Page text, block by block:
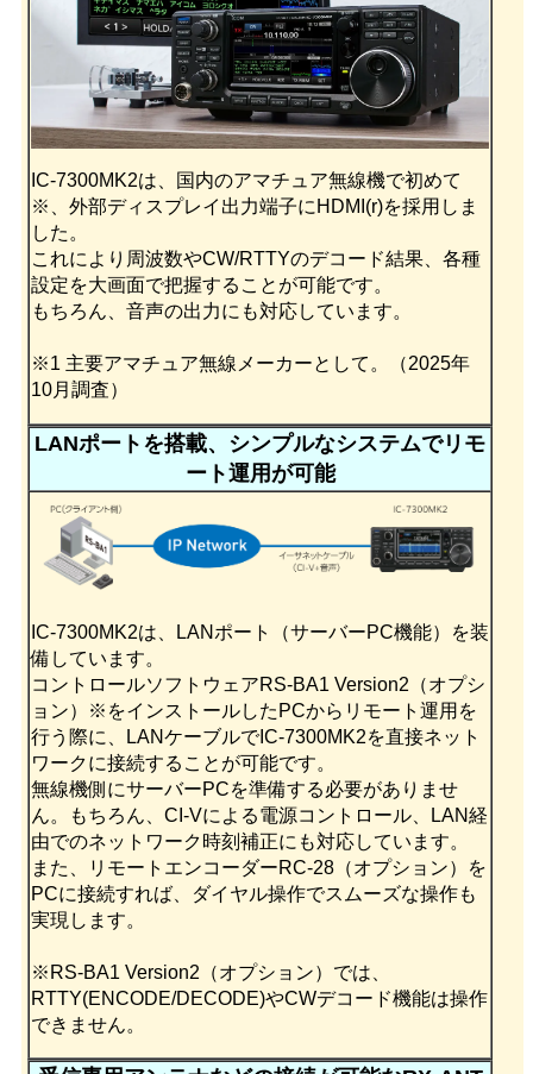
IC-7300MK2は、国内のアマチュア無線機で初めて
※、外部ディスプレイ出力端子にHDMI(r)を採用しま
した。
これにより周波数やCW/RTTYのデコード結果、各種
設定を大画面で把握することが可能です。
もちろん、音声の出力にも対応しています。
※1 主要アマチュア無線メーカーとして。（2025年
10月調査）
LANポートを搭載、シンプルなシステムでリモ
ート運用が可能
IC-7300MK2は、LANポート（サーバーPC機能）を装
備しています。
コントロールソフトウェアRS-BA1 Version2（オプシ
ョン）※をインストールしたPCからリモート運用を
行う際に、LANケーブルでIC-7300MK2を直接ネット
ワークに接続することが可能です。
無線機側にサーバーPCを準備する必要がありませ
ん。もちろん、CI-Vによる電源コントロール、LAN経
由でのネットワーク時刻補正にも対応しています。
また、リモートエンコーダーRC-28（オプション）を
PCに接続すれば、ダイヤル操作でスムーズな操作も
実現します。
※RS-BA1 Version2（オプション）では、
RTTY(ENCODE/DECODE)やCWデコード機能は操作
できません。